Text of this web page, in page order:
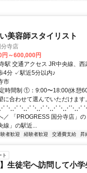
美容師スタイリスト
分寺店
円～600,000円
摩湖線 「国分寺
駅」より徒歩4分 ✓駅近5分以内♪
市
時間制 ①：9:00〜18:00(休
に合わせて選んでいただけま
⋱⋰ ⋱⋰ ⋱⋰ ⋱⋰ ⋱⋰⋱⋰
／ 「PROGRESS 国分寺店」
線」の駅近...
者歓迎 経験者歓迎 交通費支給 昇
ト
】生徒宅へ訪問して小